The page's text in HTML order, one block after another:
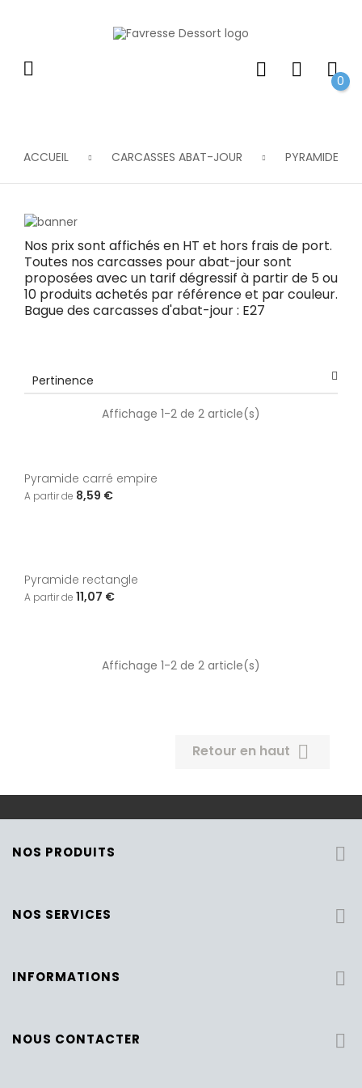
0
ACCUEIL CARCASSES ABAT-JOUR PYRAMIDE
Nos prix sont affichés en HT et hors frais de port.
Toutes nos carcasses pour abat-jour sont
proposées avec un tarif dégressif à partir de 5 ou
10 produits achetés par référenceet par couleur.
Bague des carcasses d'abat-jour : E27
Pertinence
Affichage 1-2 de 2 article(s)
Pyramide carré empire
8,59 €
Pyramide rectangle
11,07 €
Affichage 1-2 de 2 article(s)
Retour en haut 
NOS PRODUITS 
NOS SERVICES 
INFORMATIONS 
NOUS CONTACTER 